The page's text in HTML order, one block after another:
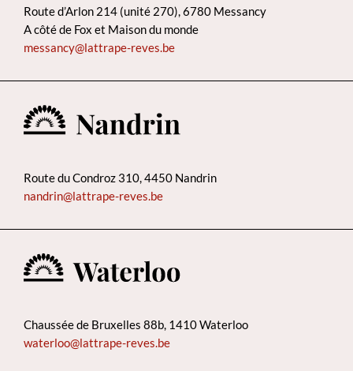
Route d’Arlon 214 (unité 270), 6780 Messancy
A côté de Fox et Maison du monde
messancy@lattrape-reves.be
Route du Condroz 310, 4450 Nandrin
nandrin@lattrape-reves.be
Chaussée de Bruxelles 88b, 1410 Waterloo
waterloo@lattrape-reves.be